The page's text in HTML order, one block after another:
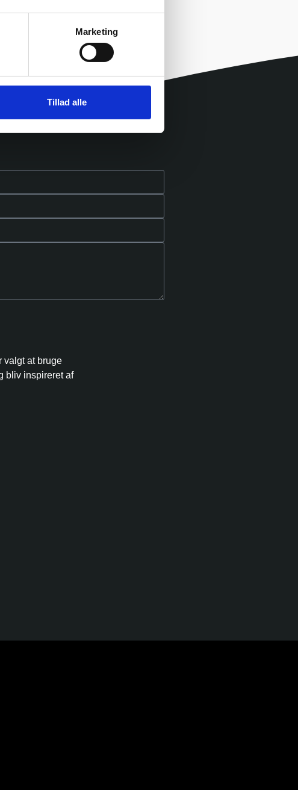
Marketing
Tillad alle
valgt at bruge
bliv inspireret af